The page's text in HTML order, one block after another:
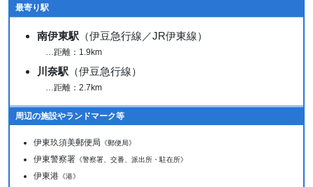
最寄り駅
南伊東駅 （伊豆急行線／JR伊東線）
…距離：1.9km
川奈駅 （伊豆急行線）
…距離：2.7km
周辺の施設やランドマーク等
伊東玖須美郵便局 《郵便局》
伊東警察署 《警察署、交番、派出所・駐在所》
伊東港 《港》